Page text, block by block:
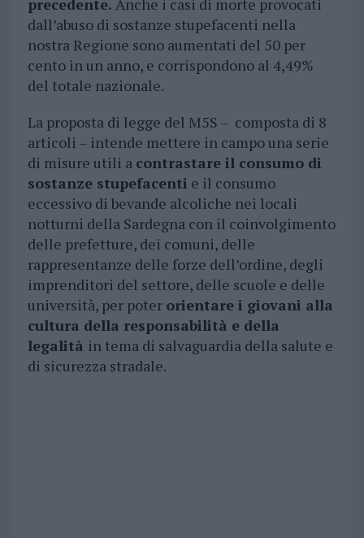
precedente. Anche i casi di morte provocati
dall’abuso di sostanze stupefacenti nella
nostra Regione sono aumentati del 50 per
cento in un anno, e corrispondono al 4,49%
del totale nazionale.
La proposta di legge del M5S – composta di 8
articoli – intende mettere in campo una serie
di misure utili a contrastare il consumo di
sostanze stupefacenti e il consumo
eccessivo di bevande alcoliche nei locali
notturni della Sardegna con il coinvolgimento
delle prefetture, dei comuni, delle
rappresentanze delle forze dell’ordine, degli
imprenditori del settore, delle scuole e delle
università, per poter orientare i giovani alla
cultura della responsabilità e della
legalità in tema di salvaguardia della salute e
di sicurezza stradale.